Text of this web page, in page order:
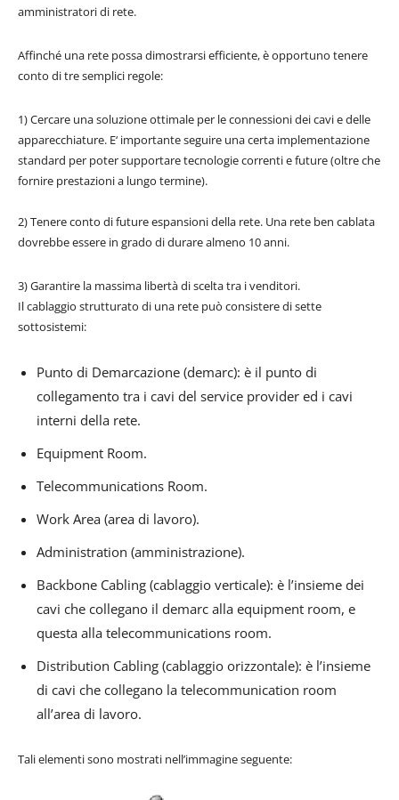
amministratori di rete.
Affinché una rete possa dimostrarsi efficiente, è opportuno tenere
conto di tre semplici regole:
1) Cercare una soluzione ottimale per le connessioni dei cavi e delle
apparecchiature. E‘ importante seguire una certa implementazione
standard per poter supportare tecnologie correnti e future (oltre che
fornire prestazioni a lungo termine).
2) Tenere conto di future espansioni della rete. Una rete ben cablata
dovrebbe essere in grado di durare almeno 10 anni.
3) Garantire la massima libertà di scelta tra i venditori.
Il cablaggio strutturato di una rete può consistere di sette
sottosistemi:
Punto di Demarcazione (demarc): è il punto di
collegamento tra i cavi del service provider ed i cavi
interni della rete.
Equipment Room.
Telecommunications Room.
Work Area (area di lavoro).
Administration (amministrazione).
Backbone Cabling (cablaggio verticale): è l’insieme dei
cavi che collegano il demarc alla equipment room, e
questa alla telecommunications room.
Distribution Cabling (cablaggio orizzontale): è l’insieme
di cavi che collegano la telecommunication room
all’area di lavoro.
Tali elementi sono mostrati nell’immagine seguente: